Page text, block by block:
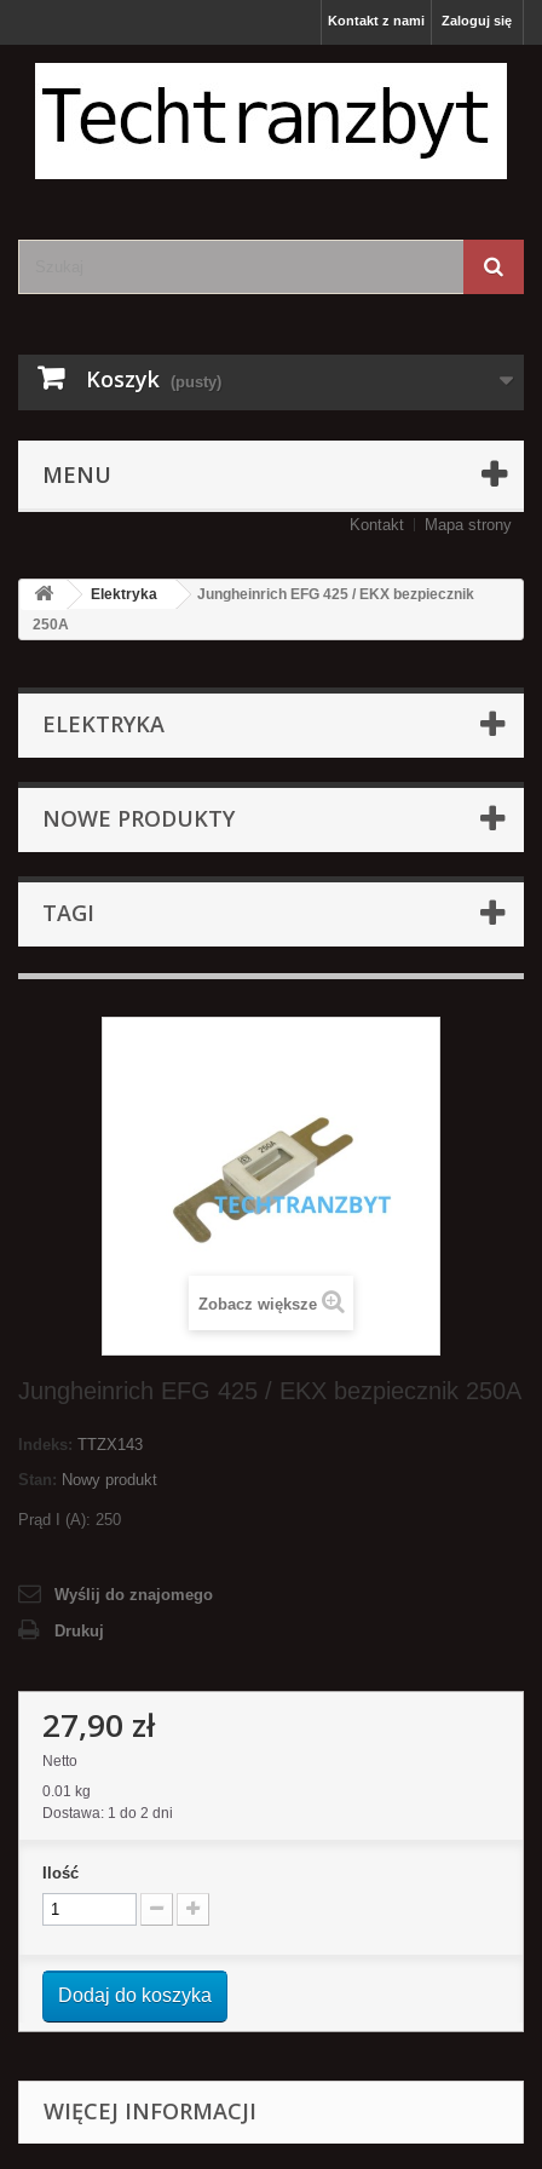
Zaloguj się
Kontakt z nami
Koszyk (pusty)
MENU
Kontakt Mapa strony
Elektryka
Jungheinrich EFG 425 / EKX bezpiecznik
250A
ELEKTRYKA
NOWE PRODUKTY
TAGI
Zobacz większe
Jungheinrich EFG 425 / EKX bezpiecznik 250A
Indeks: TTZX143
Stan: Nowy produkt
Prąd I (A): 250
Wyślij do znajomego
Drukuj
27,90 zł
Netto
0.01 kg
Dostawa: 1 do 2 dni
Ilość
Dodaj do koszyka
WIĘCEJ INFORMACJI